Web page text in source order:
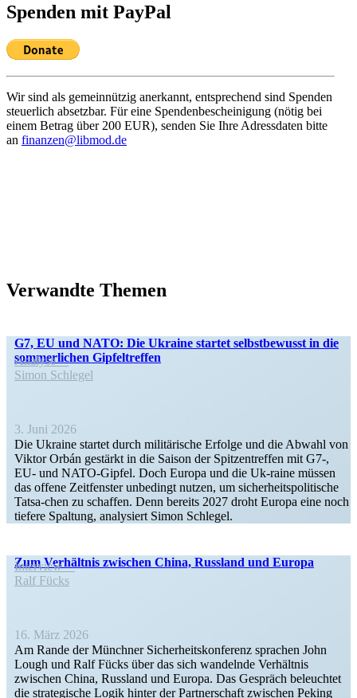
Spenden mit PayPal
Wir sind als gemein­nützig anerkannt, entspre­chend sind Spenden
steuerlich absetzbar. Für eine Spenden­be­schei­nigung (nötig bei
einem Betrag über 200 EUR), senden Sie Ihre Adress­daten bitte
an finanzen@libmod.de
Verwandte Themen
G7, EU und NATO: Die Ukraine startet selbst­be­wusst in die
sommer­lichen Gipfeltreffen
Analyse
Simon Schlegel
3. Juni 2026
Die Ukraine startet durch militä­rische Erfolge und die Abwahl von
Viktor Orbán gestärkt in die Saison der Spitzen­treffen mit G7‑,
EU- und NATO-Gipfel. Doch Europa und die Uk-raine müssen
das offene Zeitfenster unbedingt nutzen, um sicher­heits­po­li­tische
Tatsa-chen zu schaffen. Denn bereits 2027 droht Europa eine noch
tiefere Spaltung, analy­siert Simon Schlegel.
Zum Verhältnis zwischen China, Russland und Europa
Interview
Ralf Fücks
16. März 2026
Am Rande der Münchner Sicher­heits­kon­ferenz sprachen John
Lough und Ralf Fücks über das sich wandelnde Verhältnis
zwischen China, Russland und Europa. Das Gespräch beleuchtet
die strate­gische Logik hinter der Partner­schaft zwischen Peking